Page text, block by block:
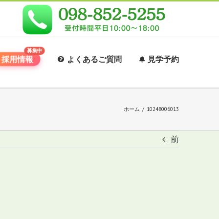
採用情報 よくあるご質問 見学予約
ホーム / 10248006013
前